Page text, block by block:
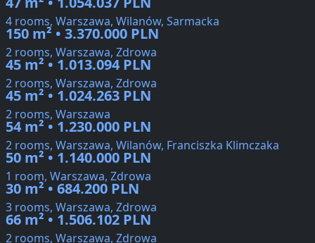
4 rooms, Warszawa, Wilanów, Sarmacka
150 m² • 3.370.000 PLN
2 rooms, Warszawa, Zdrowa
45 m² • 1.013.094 PLN
2 rooms, Warszawa, Zdrowa
45 m² • 1.024.263 PLN
2 rooms, Warszawa
54 m² • 1.230.000 PLN
2 rooms, Warszawa, Wilanów, Franciszka Klimczaka
50 m² • 1.140.000 PLN
1 room, Warszawa, Zdrowa
30 m² • 684.200 PLN
3 rooms, Warszawa, Zdrowa
66 m² • 1.506.102 PLN
2 rooms, Warszawa, Zdrowa